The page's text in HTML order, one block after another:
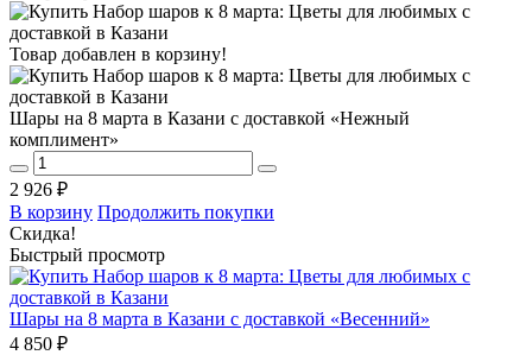
Товар добавлен в корзину!
Шары на 8 марта в Казани с доставкой «Нежный
комплимент»
2 926 ₽
В корзину Продолжить покупки
Скидка!
Быстрый просмотр
Шары на 8 марта в Казани с доставкой «Весенний»
4 850 ₽